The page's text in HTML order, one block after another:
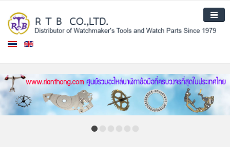
สินค้า
สินค้าใหม่
เกี่ยวกับเรา